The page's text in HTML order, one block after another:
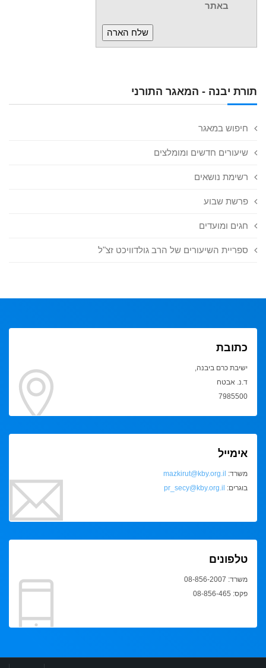
תורת יבנה - המאגר התורני
חיפוש במאגר
שיעורים חדשים ומומלצים
רשימת נושאים
פרשת שבוע
חגים ומועדים
ספריית השיעורים של הרב גולדוויכט זצ"ל
באתר
כתובת
ישיבת כרם ביבנה,
ד.נ. אבטח
7985500
אימייל
משרד: mazkirut@kby.org.il
בוגרים: pr_secy@kby.org.il
טלפונים
משרד: 08-856-2007
פקס: 08-856-465